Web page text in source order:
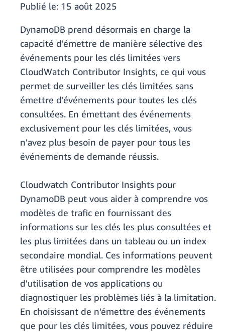
Publié le: 15 août 2025
DynamoDB prend désormais en charge la
capacité d'émettre de manière sélective des
événements pour les clés limitées vers
CloudWatch Contributor Insights, ce qui vous
permet de surveiller les clés limitées sans
émettre d'événements pour toutes les clés
consultées. En émettant des événements
exclusivement pour les clés limitées, vous
n'avez plus besoin de payer pour tous les
événements de demande réussis.
Cloudwatch Contributor Insights pour
DynamoDB peut vous aider à comprendre vos
modèles de trafic en fournissant des
informations sur les clés les plus consultées et
les plus limitées dans un tableau ou un index
secondaire mondial. Ces informations peuvent
être utilisées pour comprendre les modèles
d'utilisation de vos applications ou
diagnostiquer les problèmes liés à la limitation.
En choisissant de n'émettre des événements
que pour les clés limitées, vous pouvez réduire